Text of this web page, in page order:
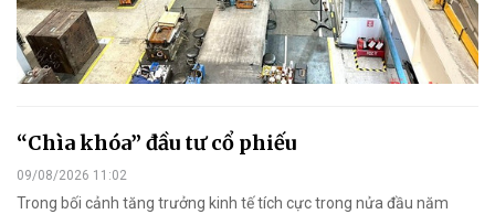
“Chìa khóa” đầu tư cổ phiếu
09/08/2026 11:02
Trong bối cảnh tăng trưởng kinh tế tích cực trong nửa đầu năm